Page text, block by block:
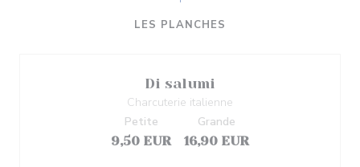
LES PLANCHES
Di salumi
Charcuterie italienne
9,50 EUR
Petite
16,90 EUR
Grande